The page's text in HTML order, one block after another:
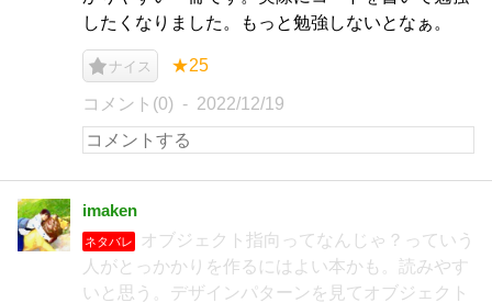
したくなりました。もっと勉強しないとなぁ。
ナイス ★25
コメント(0) 2022/12/19
imaken
ネタバレ
オブジェクト指向ってなんじゃ？っていう
人がとっかかりを作るにはよい本かも。読みやす
いと思う。デザインパターンを見てオブジェクト